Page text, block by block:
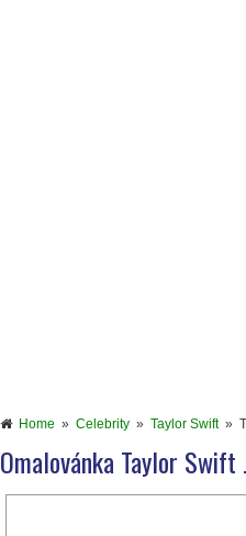
Home » Celebrity » Taylor Swift»
Omalovánka Taylor Swift